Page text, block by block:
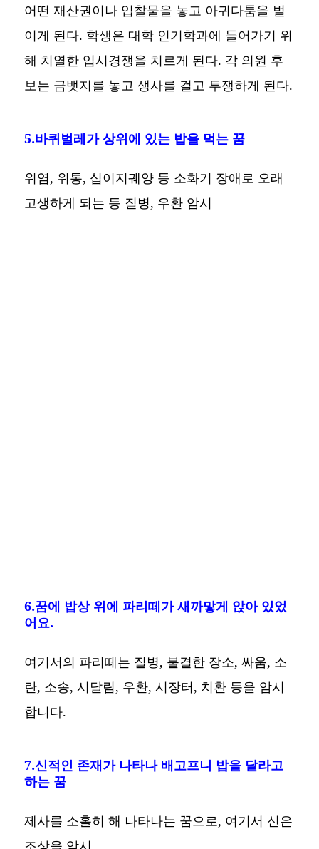
어떤 재산권이나 입찰물을 놓고 아귀다툼을 벌
이게 된다. 학생은 대학 인기학과에 들어가기 위
해 치열한 입시경쟁을 치르게 된다. 각 의원 후
보는 금뱃지를 놓고 생사를 걸고 투쟁하게 된다.
5.바퀴벌레가 상위에 있는 밥을 먹는 꿈
위염, 위통, 십이지궤양 등 소화기 장애로 오래
고생하게 되는 등 질병, 우환 암시
6.꿈에 밥상 위에 파리떼가 새까맣게 앉아 있었
어요.
여기서의 파리떼는 질병, 불결한 장소, 싸움, 소
란, 소송, 시달림, 우환, 시장터, 치환 등을 암시
합니다.
7.신적인 존재가 나타나 배고프니 밥을 달라고
하는 꿈
제사를 소홀히 해 나타나는 꿈으로, 여기서 신은
조상을 암시